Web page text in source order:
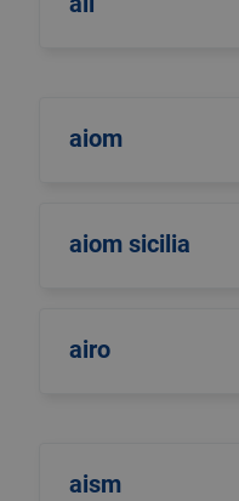
aiom
aiom sicilia
airo
aism